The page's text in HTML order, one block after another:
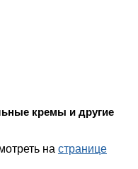
кремы и другие
на странице